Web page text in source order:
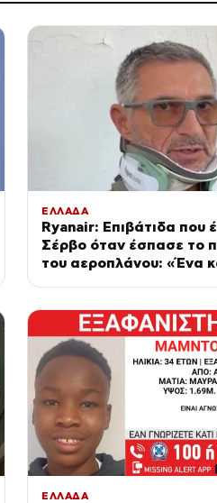
ΕΛΛΑΔΑ
Ryanair: Επιβάτιδα που
Σέρβο όταν έσπασε το
του αεροπλάνου: «Ένα
ΕΛΛΑΔΑ